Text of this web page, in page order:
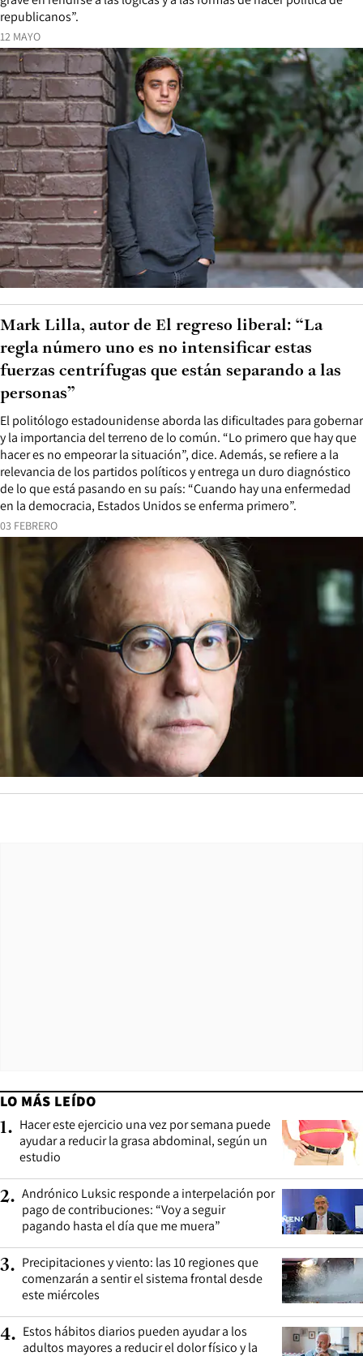
12 MAYO
republicanos”.
03 FEBRERO
El politólogo estadounidense aborda las dificultades para gobernar
y la importancia del terreno de lo común. “Lo primero que hay que
hacer es no empeorar la situación”, dice. Además, se refiere a la
relevancia de los partidos políticos y entrega un duro diagnóstico
de lo que está pasando en su país: “Cuando hay una enfermedad
en la democracia, Estados Unidos se enferma primero”.
Mark Lilla, autor de El regreso liberal: “La
regla número uno es no intensificar estas
fuerzas centrífugas que están separando a las
personas”
LO MÁS LEÍDO
1. Hacer este ejercicio una vez por semana puede
ayudar a reducir la grasa abdominal, según un
estudio
2. Andrónico Luksic responde a interpelación por
pago de contribuciones: “Voy a seguir
pagando hasta el día que me muera”
3. Precipitaciones y viento: las 10 regiones que
comenzarán a sentir el sistema frontal desde
este miércoles
4. Estos hábitos diarios pueden ayudar a los
adultos mayores a reducir el dolor físico y la